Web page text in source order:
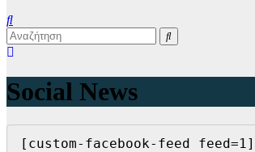
Social News
[custom-facebook-feed feed=1]